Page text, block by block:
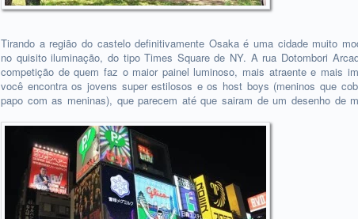
Tirando a região do castelo definitivamente Osaka é uma cidade muito
no quisito iluminação, do tipo Times Square de NY. A rua Dotombori
competição de quem faz o maior painel luminoso, mais atraente e mais
você encontra os jovens super estilosos e os host boys (meninos que
papo com as meninas), que parecem até que sairam de um desenho de